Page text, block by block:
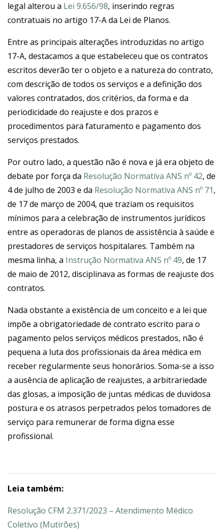
legal alterou a Lei 9.656/98, inserindo regras
contratuais no artigo 17-A da Lei de Planos.
Entre as principais alterações introduzidas no artigo
17-A, destacamos a que estabeleceu que os contratos
escritos deverão ter o objeto e a natureza do contrato,
com descrição de todos os serviços e a definição dos
valores contratados, dos critérios, da forma e da
periodicidade do reajuste e dos prazos e
procedimentos para faturamento e pagamento dos
serviços prestados.
Por outro lado, a questão não é nova e já era objeto de
debate por força da Resolução Normativa ANS nº 42, de
4 de julho de 2003 e da Resolução Normativa ANS nº 71,
de 17 de março de 2004, que traziam os requisitos
mínimos para a celebração de instrumentos jurídicos
entre as operadoras de planos de assistência à saúde e
prestadores de serviços hospitalares. Também na
mesma linha, a Instrução Normativa ANS nº 49, de 17
de maio de 2012, disciplinava as formas de reajuste dos
contratos.
Nada obstante a existência de um conceito e a lei que
impõe a obrigatoriedade de contrato escrito para o
pagamento pelos serviços médicos prestados, não é
pequena a luta dos profissionais da área médica em
receber regularmente seus honorários. Soma-se a isso
a ausência de aplicação de reajustes, a arbitrariedade
das glosas, a imposição de juntas médicas de duvidosa
postura e os atrasos perpetrados pelos tomadores de
serviço para remunerar de forma digna esse
profissional.
Leia também:
Resolução CFM 2.371/2023 – Atendimento Médico
Coletivo (Mutirões)